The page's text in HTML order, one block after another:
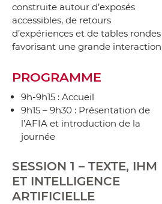
construite autour d’exposés
accessibles, de retours
d’expériences et de tables rondes
favorisant une grande
PROGRAMME
9h-9h15 : Accueil
9h15 – 9h30 : Présentation de
l’AFIA et introduction de la
journée
SESSION 1 – TEXTE, IHM
ET INTELLIGENCE
ARTIFICIELLE